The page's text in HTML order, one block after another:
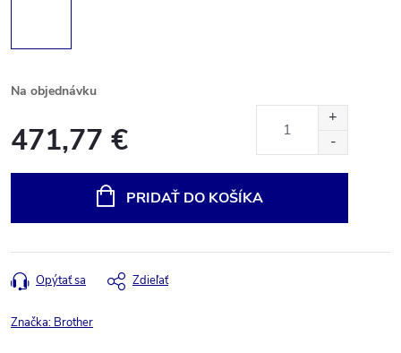
Na objednávku
471,77 €
PRIDAŤ DO KOŠÍKA
Opýtať sa Zdieľať
Značka: Brother